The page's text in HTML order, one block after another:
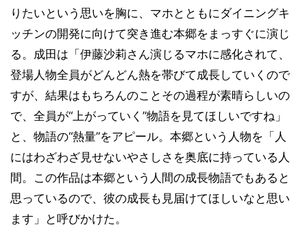
りたいという思いを胸に、マホとともにダイニングキ
ッチンの開発に向けて突き進む本郷をまっすぐに演じ
る。成田は「伊藤沙莉さん演じるマホに感化されて、
登場人物全員がどんどん熱を帯びて成長していくので
すが、結果はもちろんのことその過程が素晴らしいの
で、全員が“上がっていく”物語を見てほしいですね」
と、物語の“熱量”をアピール。本郷という人物を「人
にはわざわざ見せないやさしさを奥底に持っている人
間。この作品は本郷という人間の成長物語でもあると
思っているので、彼の成長も見届けてほしいなと思い
ます」と呼びかけた。